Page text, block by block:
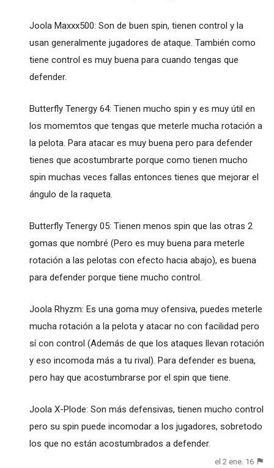
Joola Maxxx500: Son de buen spin, tienen control y la
usan generalmente jugadores de ataque. También como
tiene control es muy buena para cuando tengas que
defender.
Butterfly Tenergy 64: Tienen mucho spin y es muy útil en
los momemtos que tengas que meterle mucha rotación a
la pelota. Para atacar es muy buena pero para defender
tienes que acostumbrarte porque como tienen mucho
spin muchas veces fallas entonces tienes que mejorar el
ángulo de la raqueta.
Butterfly Tenergy 05: Tienen menos spin que las otras 2
gomas que nombré (Pero es muy buena para meterle
rotación a las pelotas con efecto hacia abajo), es buena
para defender porque tiene mucho control.
Joola Rhyzm: Es una goma muy ofensiva, puedes meterle
mucha rotación a la pelota y atacar no con facilidad pero
sí con control (Además de que los ataques llevan rotación
y eso incomoda más a tu rival). Para defender es buena,
pero hay que acostumbrarse por el spin que tiene.
Joola X-Plode: Son más defensivas, tienen mucho control
pero su spin puede incomodar a los jugadores, sobretodo
los que no están acostumbrados a defender.
el 2 ene. 16